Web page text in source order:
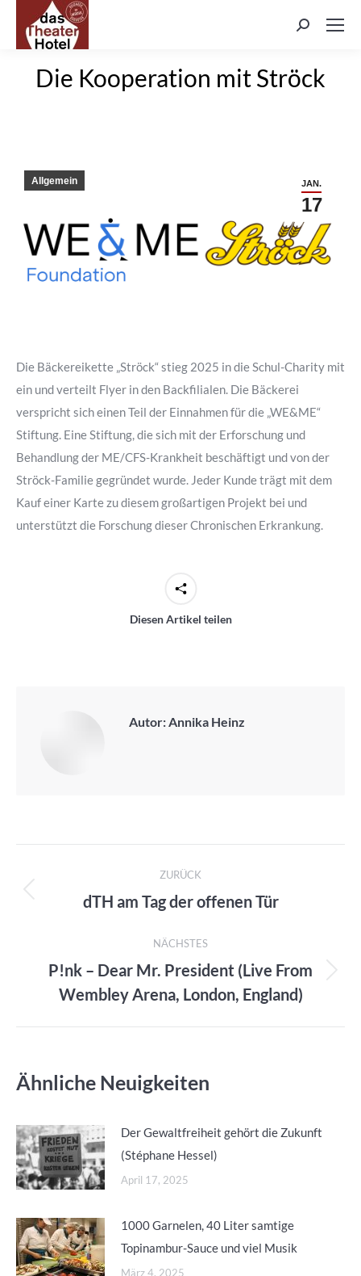
Search:
Die Kooperation mit Ströck
JAN.
17
Allgemein
Die Bäckereikette „Ströck“ stieg 2025 in die Schul-Charity mit
ein und verteilt Flyer in den Backfilialen. Die Bäckerei
verspricht sich einen Teil der Einnahmen für die „WE&ME“
Stiftung. Eine Stiftung, die sich mit der Erforschung und
Behandlung der ME/CFS-Krankheit beschäftigt und von der
Ströck-Familie gegründet wurde. Jeder Kunde trägt mit dem
Kauf einer Karte zu diesem großartigen Projekt bei und
unterstützt die Forschung dieser Chronischen Erkrankung.
Diesen Artikel teilen
Autor:Annika Heinz
Kommentarnavigation
ZURÜCK
Vorheriger
dTH am Tag der offenen Tür
NÄCHSTES
Nächster
Beitrag:
P!nk – Dear Mr. President (Live From
Wembley Arena, London, England)
Ähnliche Neuigkeiten
Der Gewaltfreiheit gehört die Zukunft
(Stéphane Hessel)
April 17, 2025
1000 Garnelen, 40 Liter samtige
Topinambur-Sauce und viel Musik
März 4, 2025